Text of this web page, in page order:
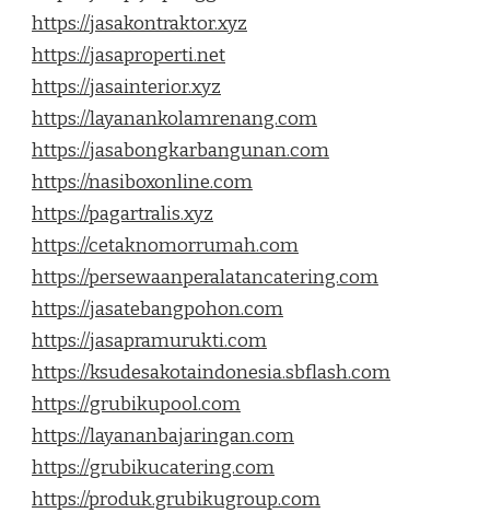
https://jasakontraktor.xyz
https://jasaproperti.net
https://jasainterior.xyz
https://layanankolamrenang.com
https://jasabongkarbangunan.com
https://nasiboxonline.com
https://pagartralis.xyz
https://cetaknomorrumah.com
https://persewaanperalatancatering.com
https://jasatebangpohon.com
https://jasapramurukti.com
https://ksudesakotaindonesia.sbflash.com
https://grubikupool.com
https://layananbajaringan.com
https://grubikucatering.com
https://produk.grubikugroup.com